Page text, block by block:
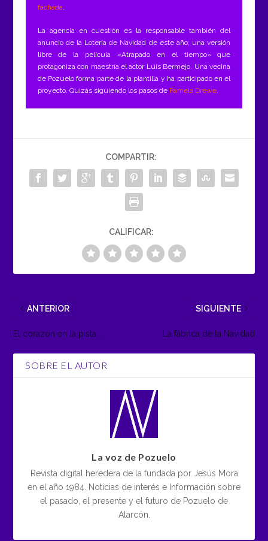
fachada
La agencia en cuestión es la responsable también del
anuncio de la Lotería de Navidad de este año; una versión
libre de la película «Atrapado en el tiempo» que
protagoniza con maestría el actor Luis Bermejo. Una vecina
de Pozuelo forma parte de la plantilla y ha participado en el
proyecto. Quizás siguiendo los pasos de Pamela Drewe.
COMPARTIR:
CALIFICAR:
ANTERIOR
El corazón en la pista
SIGUIENTE
La fábrica de la Navidad
SOBRE EL AUTOR
La voz de Pozuelo
Revista digital heredera de la fundada por Jesús Mora
en el año 1984. Noticias de interés e Información sobre
el pasado, el presente y el futuro de Pozuelo de
Alarcón.